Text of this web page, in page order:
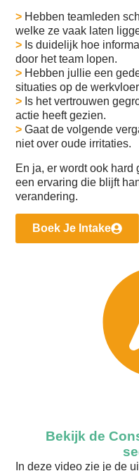
> Hebben teamleden
welke ze vaak laten
> Is duidelijk hoe
door het team lopen.
> Hebben jullie een
situaties op de
> Is het vertrouwen
actie heeft gezien.
> Gaat de volgende
niet over oude irritaties.
En ja, er wordt ook hard
een ervaring die blijft
verandering.
Boek Je Intake
Bekijk de
In deze video zie je de